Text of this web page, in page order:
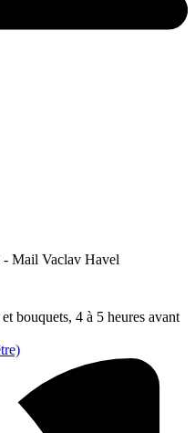
- Mail Vaclav Havel
bouquets, 4 à 5 heures avant